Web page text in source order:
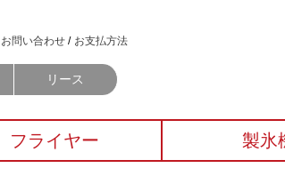
お問い合わせ お支払方法
リース
フライヤー 製氷